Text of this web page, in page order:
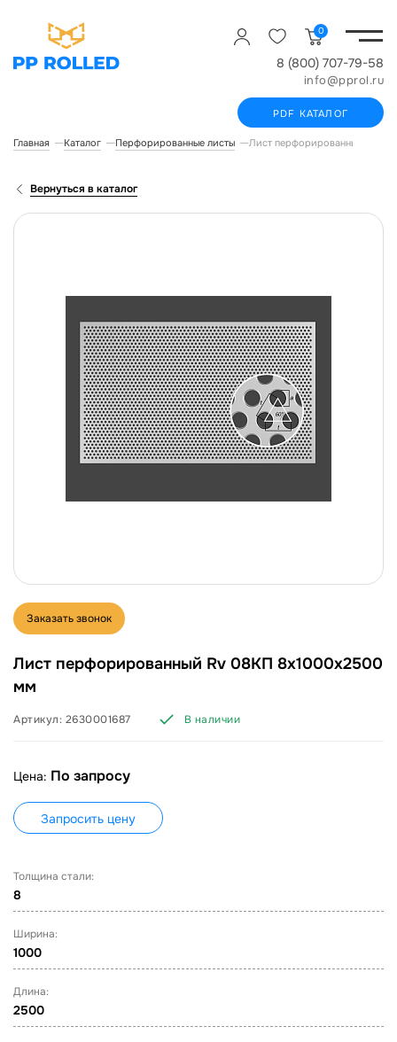
0
8 (800) 707-79-58
info@pprol.ru
PDF КАТАЛОГ
Главная Каталог Перфорированные листы Лист перфорированный Rv
Вернуться в каталог
Заказать звонок
Лист перфорированный Rv 08КП 8х1000х2500
мм
Артикул: 2630001687 В наличии
Цена: По запросу
Запросить цену
Толщина стали:
8
Ширина:
1000
Длина:
2500